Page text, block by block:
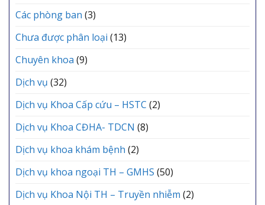
Các phòng ban (3)
Chưa được phân loại (13)
Chuyên khoa (9)
Dịch vụ (32)
Dịch vụ Khoa Cấp cứu – HSTC (2)
Dịch vụ Khoa CĐHA- TDCN (8)
Dịch vụ khoa khám bệnh (2)
Dịch vụ khoa ngoại TH – GMHS (50)
Dịch vụ Khoa Nội TH – Truyền nhiễm (2)